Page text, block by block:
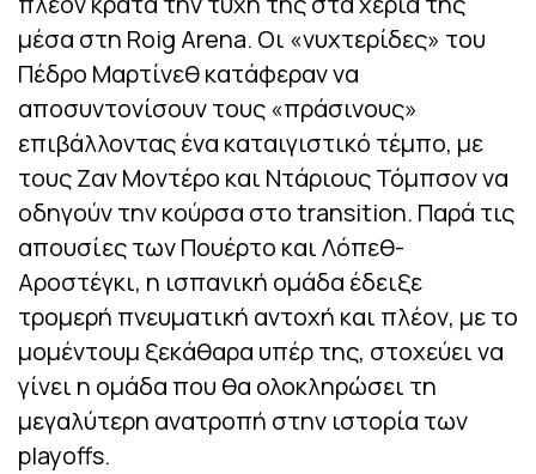
μέσα στη Roig Arena. Οι «νυχτερίδες» του
Πέδρο Μαρτίνεθ κατάφεραν να
αποσυντονίσουν τους «πράσινους»
επιβάλλοντας ένα καταιγιστικό τέμπο, με
τους Ζαν Μοντέρο και Ντάριους Τόμπσον να
οδηγούν την κούρσα στο transition. Παρά τις
απουσίες των Πουέρτο και Λόπεθ-
Αροστέγκι, η ισπανική ομάδα έδειξε
τρομερή πνευματική αντοχή και πλέον, με το
μομέντουμ ξεκάθαρα υπέρ της, στοχεύει να
γίνει η ομάδα που θα ολοκληρώσει τη
μεγαλύτερη ανατροπή στην ιστορία των
playoffs.